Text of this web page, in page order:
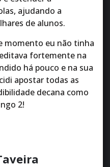
ajudando a
de alunos.
momento eu não tinha
fortemente na
há pouco e na sua
apostar todas as
decana como
2!